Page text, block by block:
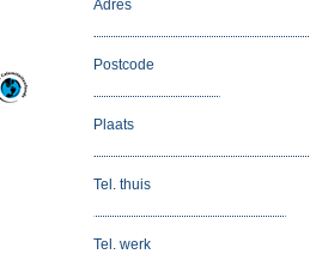
Adres
Postcode
Plaats
Tel. thuis
Tel. werk